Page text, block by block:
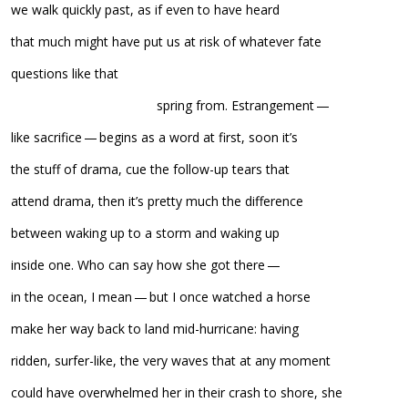
we walk quickly past, as if even to have heard
that much might have put us at risk of whatever fate
questions like that
spring from. Estrangement —
like sacrifice — begins as a word at first, soon it’s
the stuff of drama, cue the follow-up tears that
attend drama, then it’s pretty much the difference
between waking up to a storm and waking up
inside one. Who can say how she got there —
in the ocean, I mean — but I once watched a horse
make her way back to land mid-hurricane: having
ridden, surfer-like, the very waves that at any moment
could have overwhelmed her in their crash to shore, she